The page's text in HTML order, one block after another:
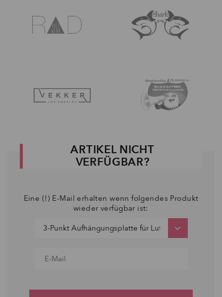
ARTIKEL NICHT
VERFÜGBAR?
Eine (!) E-Mail erhalten wenn folgendes Produkt
wieder verfügbar ist: